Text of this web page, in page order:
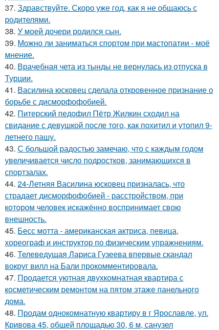
37. Здравствуйте. Скоро уже год, как я не общаюсь с
родителями.
38. У моей дочери родился сын.
39. Можно ли заниматься спортом при мастопатии - моё
мнение.
40. Врачебная чета из тынды не вернулась из отпуска в
Турции.
41. Василина юсковец сделала откровенное признание о
борьбе с дисморфофобией.
42. Питерский педофил Пётр Жилкин сходил на
свидание с девушкой после того, как похитил и утопил 9-
летнего пашу.
43. С большой радостью замечаю, что с каждым годом
увеличивается число подростков, занимающихся в
спортзалах.
44. 24-Летняя Василина юсковец призналась, что
страдает дисморфофобией - расстройством, при
котором человек искажённо воспринимает свою
внешность.
45. Бесс мотта - американская актриса, певица,
хореограф и инструктор по физическим упражнениям.
46. Телеведущая Лариса Гузеева впервые скандал
вокруг вилл на Бали прокомментировала.
47. Продается уютная двухкомнатная квартира с
косметическим ремонтом на пятом этаже панельного
дома.
48. Продам однокомнатную квартиру в г Ярославле, ул.
Кривова 45, общей площадью 30, 6 м, санузел